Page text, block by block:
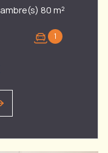
Appartement 3 pièce(s) 2 chambre(s) 80 m²
1